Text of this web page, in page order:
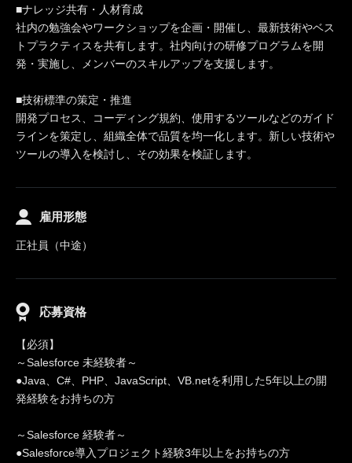
■ナレッジ共有・人材育成
社内の勉強会やワークショップを企画・開催し、最新技術やベス
トプラクティスを共有します。社内向けの研修プログラムを開
発・実施し、メンバーのスキルアップを支援します。
■技術標準の策定・推進
開発プロセス、コーディング規約、使用するツールなどのガイド
ラインを策定し、組織全体で品質を均一化します。新しい技術や
ツールの導入を検討し、その効果を検証します。
雇用形態
正社員（中途）
応募資格
【必須】
～Salesforce 未経験者～
●Java、C#、PHP、JavaScript、VB.netを利用した5年以上の開
発経験をお持ちの方
～Salesforce 経験者～
●Salesforce導入プロジェクト経験3年以上をお持ちの方